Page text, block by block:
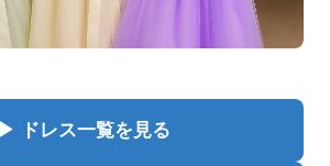
▶ ドレス一覧を見る